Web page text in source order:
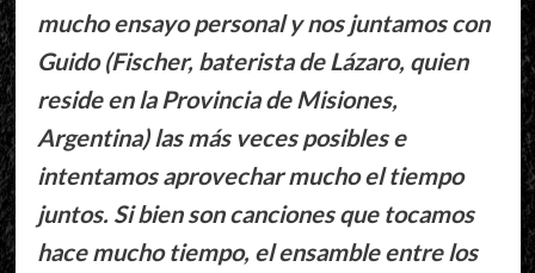
mucho ensayo personal y nos juntamos con
Guido (Fischer, baterista de Lázaro, quien
reside en la Provincia de Misiones,
Argentina) las más veces posibles e
intentamos aprovechar mucho el tiempo
juntos. Si bien son canciones que tocamos
hace mucho tiempo, el ensamble entre los